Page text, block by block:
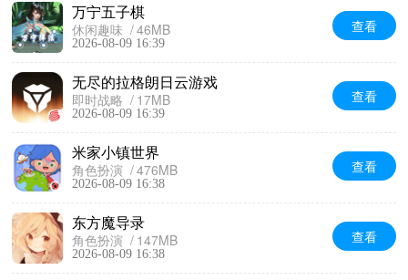
万宁五子棋
休闲趣味 46MB
2026-08-09 16:39
查看
无尽的拉格朗日云游戏
即时战略 17MB
2026-08-09 16:39
查看
米家小镇世界
角色扮演 476MB
2026-08-09 16:38
查看
东方魔导录
角色扮演 147MB
2026-08-09 16:38
查看